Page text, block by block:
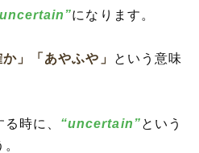
になります。
」 「あやふや」
という意味
時に、 “uncertain”という